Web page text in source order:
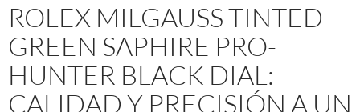
ROLEX MILGAUSS TINTED
GREEN SAPHIRE PRO-
HUNTER BLACK DIAL:
CALIDAD Y PRECISIÓN A UN